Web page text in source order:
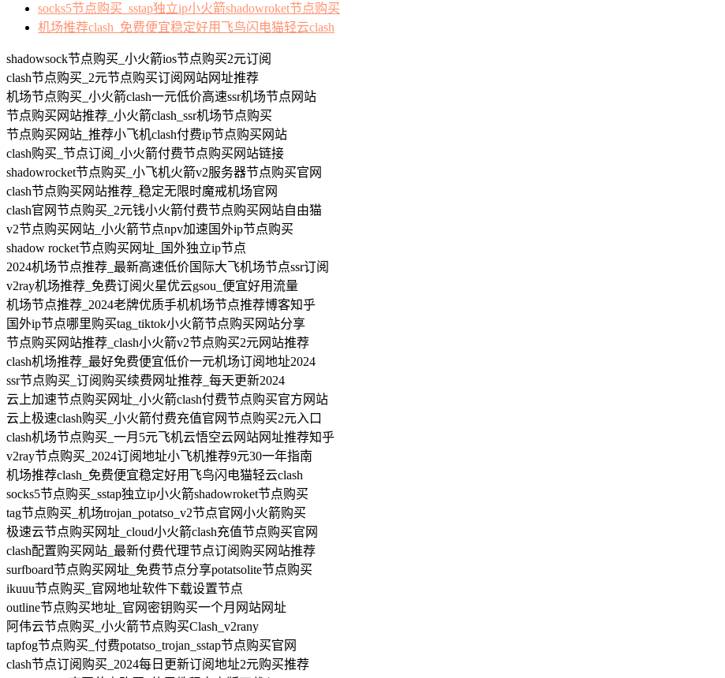
socks5节点购买_sstap独立ip小火箭shadowroket节点购买
机场推荐clash_免费便宜稳定好用飞鸟闪电猫轻云clash
shadowsock节点购买_小火箭ios节点购买2元订阅
clash节点购买_2元节点购买订阅网站网址推荐
机场节点购买_小火箭clash一元低价高速ssr机场节点网站
节点购买网站推荐_小火箭clash_ssr机场节点购买
节点购买网站_推荐小飞机clash付费ip节点购买网站
clash购买_节点订阅_小火箭付费节点购买网站链接
shadowrocket节点购买_小飞机火箭v2服务器节点购买官网
clash节点购买网站推荐_稳定无限时魔戒机场官网
clash官网节点购买_2元钱小火箭付费节点购买网站自由猫
v2节点购买网站_小火箭节点npv加速国外ip节点购买
shadow rocket节点购买网址_国外独立ip节点
2024机场节点推荐_最新高速低价国际大飞机场节点ssr订阅
v2ray机场推荐_免费订阅火星优云gsou_便宜好用流量
机场节点推荐_2024老牌优质手机机场节点推荐博客知乎
国外ip节点哪里购买tag_tiktok小火箭节点购买网站分享
节点购买网站推荐_clash小火箭v2节点购买2元网站推荐
clash机场推荐_最好免费便宜低价一元机场订阅地址2024
ssr节点购买_订阅购买续费网址推荐_每天更新2024
云上加速节点购买网址_小火箭clash付费节点购买官方网站
云上极速clash购买_小火箭付费充值官网节点购买2元入口
clash机场节点购买_一月5元飞机云悟空云网站网址推荐知乎
v2ray节点购买_2024订阅地址小飞机推荐9元30一年指南
机场推荐clash_免费便宜稳定好用飞鸟闪电猫轻云clash
socks5节点购买_sstap独立ip小火箭shadowroket节点购买
tag节点购买_机场trojan_potatso_v2节点官网小火箭购买
极速云节点购买网址_cloud小火箭clash充值节点购买官网
clash配置购买网站_最新付费代理节点订阅购买网站推荐
surfboard节点购买网址_免费节点分享potatsolite节点购买
ikuuu节点购买_官网地址软件下载设置节点
outline节点购买地址_官网密钥购买一个月网站网址
阿伟云节点购买_小火箭节点购买Clash_v2rany
tapfog节点购买_付费potatso_trojan_sstap节点购买官网
clash节点订阅购买_2024每日更新订阅地址2元购买推荐